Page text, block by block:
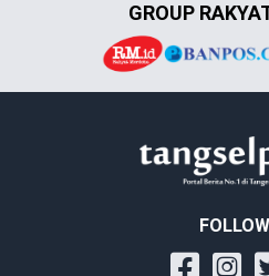
GROUP